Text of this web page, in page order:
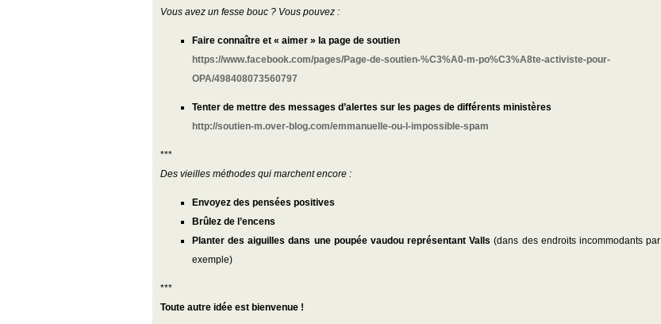
Vous avez un fesse bouc ? Vous pouvez :
Faire connaître et « aimer » la page de soutien
https://www.facebook.com/pages/Page-de-soutien-%C3%A0-m-po%C3%A8te-activiste-pour-
OPA/498408073560797
Tenter de mettre des messages d’alertes sur les pages de différents ministères
http://soutien-m.over-blog.com/emmanuelle-ou-l-impossible-spam
***
Des vieilles méthodes qui marchent encore :
Envoyez des pensées positives
Brûlez de l’encens
Planter des aiguilles dans une poupée vaudou représentant Valls (dans des endroits incommodants par
exemple)
***
Toute autre idée est bienvenue !